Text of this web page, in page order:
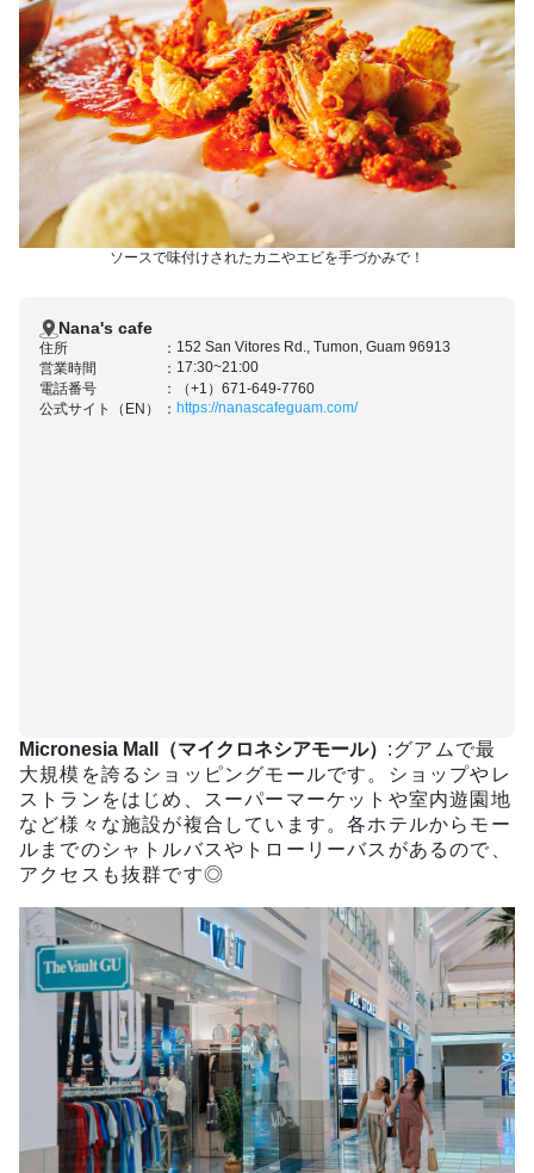
ソースで味付けされたカニやエビを手づかみで！
Nana's cafe
住所
152 San Vitores Rd., Tumon, Guam 96913
営業時間
17:30~21:00
電話番号
（+1）671-649-7760
公式サイト（EN）
https://nanascafeguam.com/
Micronesia Mall（マイクロネシアモール） :グアムで最
大規模を誇るショッピングモールです。ショップやレ
ストランをはじめ、スーパーマーケットや室内遊園地
など様々な施設が複合しています。各ホテルからモー
ルまでのシャトルバスやトローリーバスがあるので、
アクセスも抜群です◎